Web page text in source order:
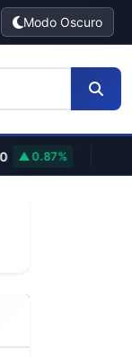
Modo Oscuro
0.87%